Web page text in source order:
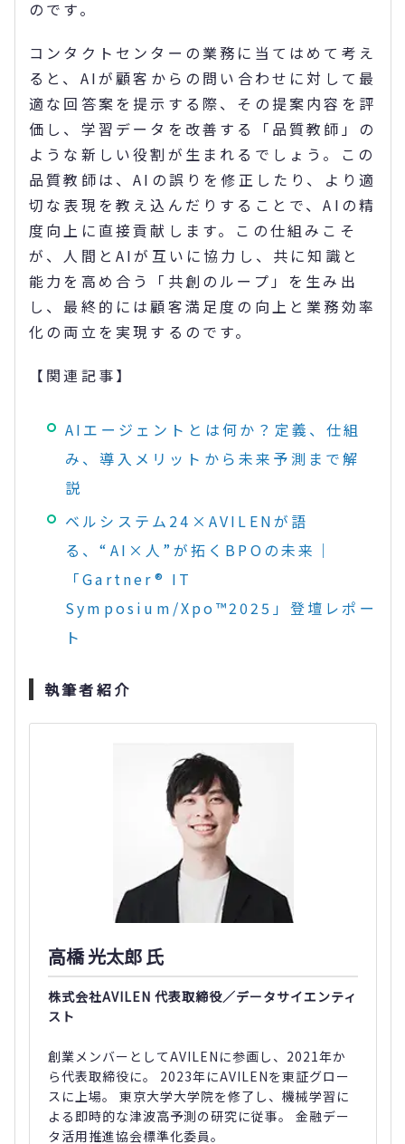
のです。
コンタクトセンターの業務に当てはめて考え
ると、AIが顧客からの問い合わせに対して最
適な回答案を提示する際、その提案内容を評
価し、学習データを改善する「品質教師」の
ような新しい役割が生まれるでしょう。この
品質教師は、AIの誤りを修正したり、より適
切な表現を教え込んだりすることで、AIの精
度向上に直接貢献します。この仕組みこそ
が、人間とAIが互いに協力し、共に知識と
能力を高め合う「共創のループ」を生み出
し、最終的には顧客満足度の向上と業務効率
化の両立を実現するのです。
【関連記事】
AIエージェントとは何か？定義、仕組
み、導入メリットから未来予測まで解
説
ベルシステム24×AVILENが語
る、“AI×人”が拓くBPOの未来｜
「Gartner® IT
Symposium/Xpo™2025」登壇レポー
ト
執筆者紹介
高橋 光太郎 氏
株式会社AVILEN 代表取締役／データサイエンティ
スト
創業メンバーとしてAVILENに参画し、2021年か
ら代表取締役に。 2023年にAVILENを東証グロー
スに上場。 東京大学大学院を修了し、機械学習に
よる即時的な津波高予測の研究に従事。 金融デー
タ活用推進協会標準化委員。